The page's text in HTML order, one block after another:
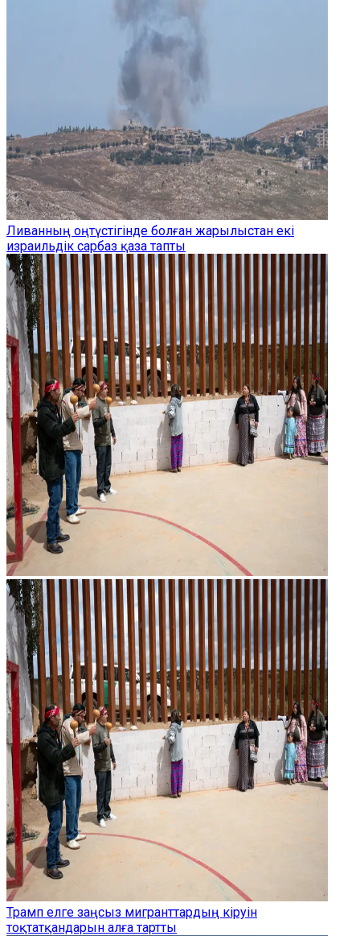
Ливанның оңтүстігінде болған жарылыстан екі
израильдік сарбаз қаза тапты
Трамп елге заңсыз мигранттардың кіруін
тоқтатқандарын алға тартты